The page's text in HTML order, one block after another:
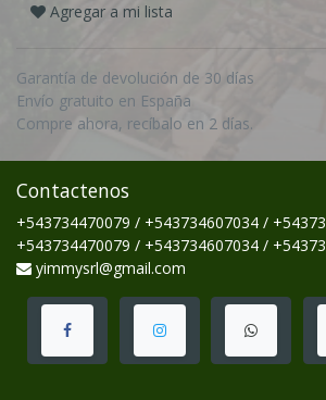
Agregar a mi lista
Garantía de devolución de 30 días
Envío gratuito en España
Compre ahora, recíbalo en 2 días.
Contactenos
+543734470079 / +543734607034 /
+543734470079 / +543734607034 /
yimmysrl@gmail.com